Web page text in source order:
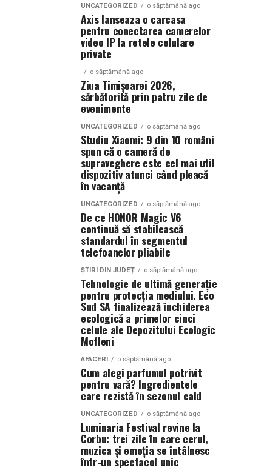
UNCATEGORIZED o săptămână ago
Axis lanseaza o carcasa
pentru conectarea camerelor
video IP la retele celulare
private
o săptămână ago
Ziua Timișoarei 2026,
sărbătorită prin patru zile de
evenimente
UNCATEGORIZED o săptămână ago
Studiu Xiaomi: 9 din 10 români
spun că o cameră de
supraveghere este cel mai util
dispozitiv atunci când pleacă
în vacanță
UNCATEGORIZED o săptămână ago
De ce HONOR Magic V6
continuă să stabilească
standardul în segmentul
telefoanelor pliabile
ȘTIRI DIN JUDEȚ o săptămână ago
Tehnologie de ultimă generație
pentru protecția mediului. Eco
Sud SA finalizează închiderea
ecologică a primelor cinci
celule ale Depozitului Ecologic
Mofleni
AFACERI o săptămână ago
Cum alegi parfumul potrivit
pentru vară? Ingredientele
care rezistă în sezonul cald
UNCATEGORIZED o săptămână ago
Luminaria Festival revine la
Corbu: trei zile în care cerul,
muzica și emoția se întâlnesc
într-un spectacol unic